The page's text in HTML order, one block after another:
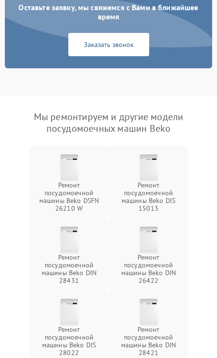
Оставьте заявку, мы свяжемся с Вами в ближайшее
время
Заказать звонок
Мы ремонтируем и другие модели
посудомоечных машин Beko
Ремонт
посудомоечной
машины Beko DSFN
26210 W
Ремонт
посудомоечной
машины Beko DIS
15013
Ремонт
посудомоечной
машины Beko DIN
28431
Ремонт
посудомоечной
машины Beko DIN
26422
Ремонт
посудомоечной
машины Beko DIS
28022
Ремонт
посудомоечной
машины Beko DIN
28421